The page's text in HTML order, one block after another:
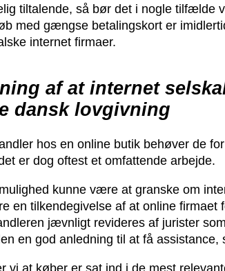
tiltalende, så bør det i nogle
med gængse betalingskort er
internet firmaer.
af at internet
dansk lovgivning
hos en online butik behøver de
er dog oftest et omfattende arbejde.
kunne være at granske om
en tilkendegivelse af at online firmaet
jævnligt revideres af jurister
en god anledning til at få